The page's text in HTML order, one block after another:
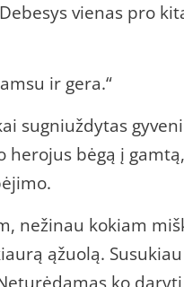
vienas pro
ir gera.“
sugniuždytas
herojus bėgą į
nežinau kokiam
ąžuolą.